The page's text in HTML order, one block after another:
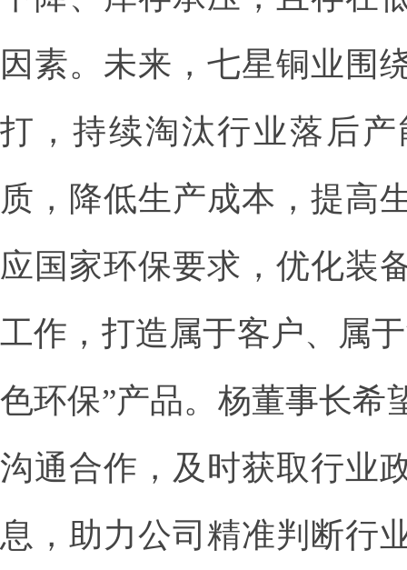
因素。未来，七星铜业围
打，持续淘汰行业落后
质，降低生产成本，提高
应国家环保要求，优化装
工作，打造属于客户、属
色环保”产品。杨董事长希
沟通合作，及时获取行业
息，助力公司精准判断行